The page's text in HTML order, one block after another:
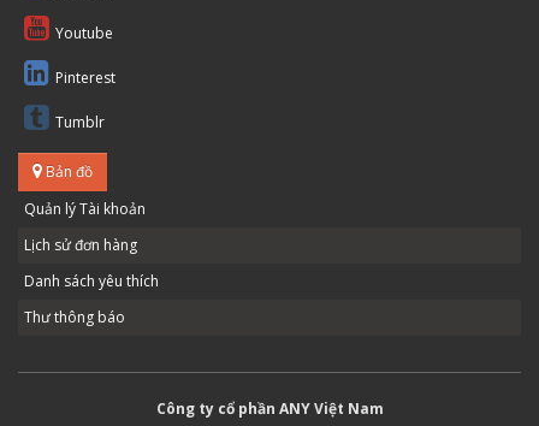
Youtube
Pinterest
Tumblr
Bản đồ
Quản lý Tài khoản
Lịch sử đơn hàng
Danh sách yêu thích
Thư thông báo
Công ty cổ phần ANY Việt Nam